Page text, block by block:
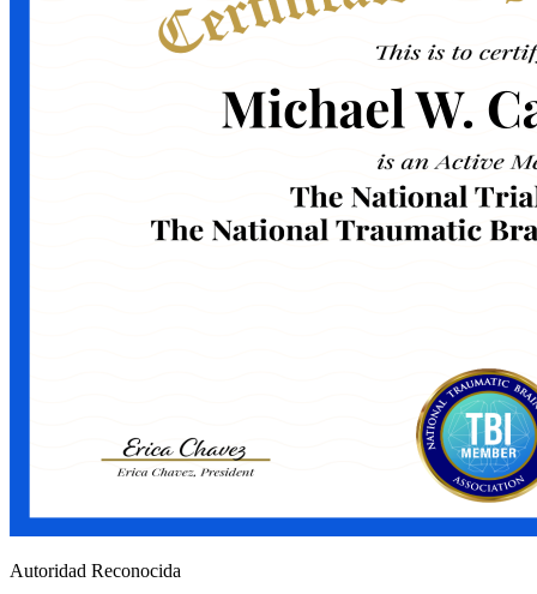
Autoridad Reconocida